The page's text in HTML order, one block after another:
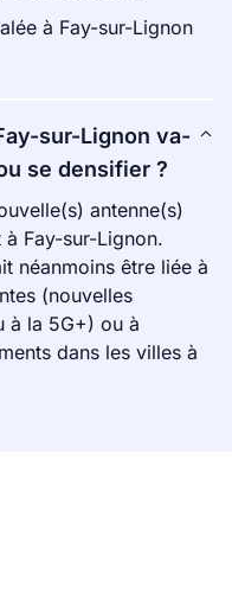
à Fay-sur-Lignon
sur-Lignon va-
se densifier ?
antenne(s)
à Fay-sur-Lignon.
néanmoins être liée à
(nouvelles
à la 5G+) ou à
dans les villes à